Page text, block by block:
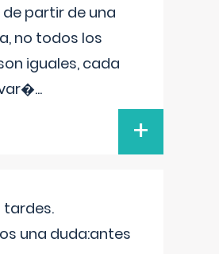
partir de una
no todos los
iguales, cada
...
+
tardes.
una duda:antes